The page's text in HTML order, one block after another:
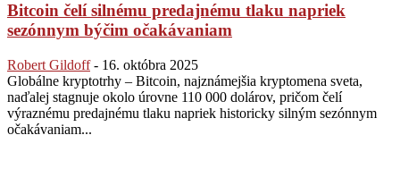
Bitcoin čelí silnému predajnému tlaku napriek
sezónnym býčim očakávaniam
Robert Gildoff - 16. októbra 2025
Globálne kryptotrhy – Bitcoin, najznámejšia kryptomena sveta,
naďalej stagnuje okolo úrovne 110 000 dolárov, pričom čelí
výraznému predajnému tlaku napriek historicky silným sezónnym
očakávaniam...